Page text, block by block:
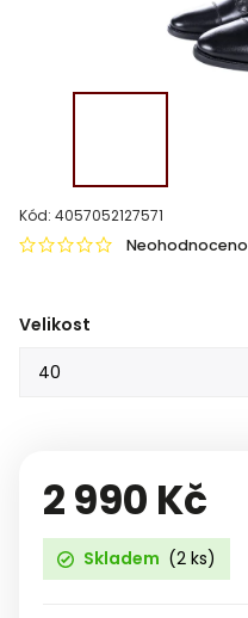
Kód: 4057052127571
Neohodnoceno
Velikost
2 990 Kč
Skladem (2 ks)